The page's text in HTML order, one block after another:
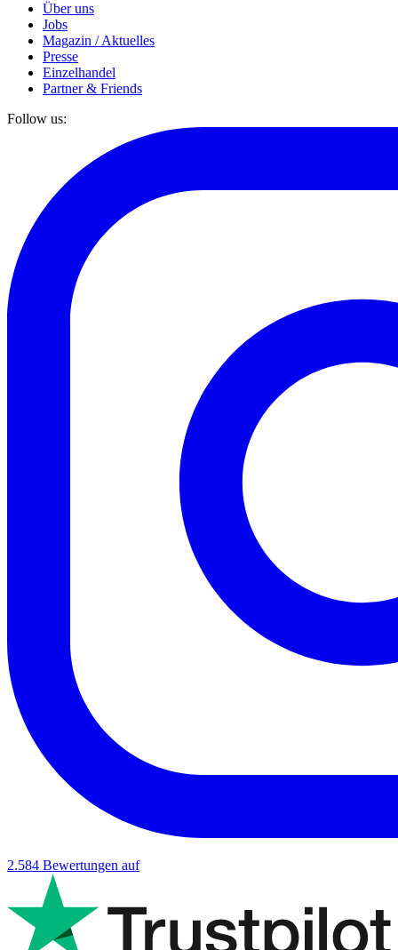
Über uns
Jobs
Magazin / Aktuelles
Presse
Einzelhandel
Partner & Friends
Follow us:
2.584 Bewertungen auf